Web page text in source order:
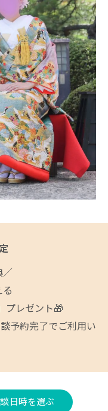
／
プレゼント🎁
予約完了でご利用い
日時を選ぶ